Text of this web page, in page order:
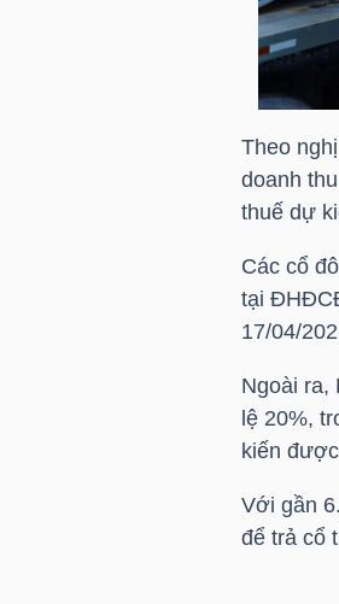
Theo
doanh
thuế dự
Các cổ
tại
17/04/
Ngoài ra,
lệ 20%,
kiến
Với gần
để trả cổ